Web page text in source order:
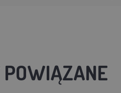
POWIĄZANE